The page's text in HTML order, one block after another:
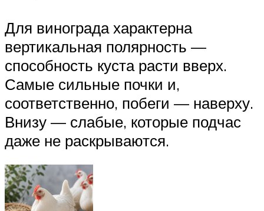
Для винограда характерна
вертикальная полярность —
способность куста расти вверх.
Самые сильные почки и,
соответственно, побеги — наверху.
Внизу — слабые, которые подчас
даже не раскрываются.